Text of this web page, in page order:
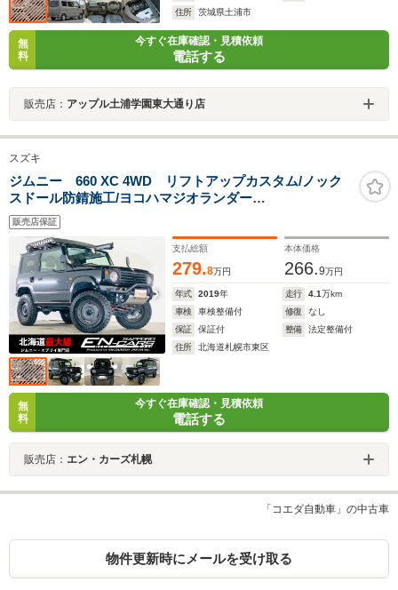
住所
茨城県土浦市
無
料
今すぐ在庫確認・見積依頼
電話する
販売店： アップル土浦学園東大通り店
スズキ
ジムニー 660 XC 4WD リフトアップカスタム/ノック
スドール防錆施工/ヨコハマジオランダー
MT7.00R16/WILD BOAR SRアルミ/サイドオーニング/コ
エダ自動車JA11風ミラー/フルセグナビ/ETC/リアサイド
テーブル/シートカバー/バックカメラ
販売店保証
支払総額
279.8万円
本体価格
266.9万円
年式 2019年 走行 4.1万km
車検
車検整備付 修復
なし
保証
保証付 整備
法定整備付
住所
北海道札幌市東区
無
料
今すぐ在庫確認・見積依頼
電話する
販売店： エン・カーズ札幌
「コエダ自動車」の中古車
物件更新時にメールを受け取る